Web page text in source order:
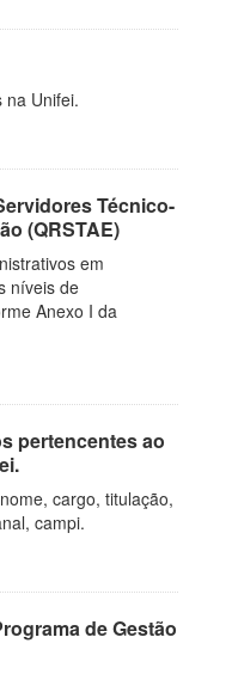
na Unifei.
Técnico-
(QRSTAE)
em
níveis de
Anexo I da
pertencentes ao
cargo, titulação,
campi.
de Gestão